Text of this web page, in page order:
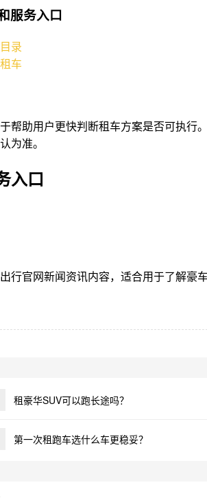
服务入口
录
车
帮助用户更快判断租车方案是否可执行
为准。
入口
行官网新闻资讯内容，适合用于了解豪
租豪华SUV可以跑长途吗？
第一次租跑车选什么车更稳妥？